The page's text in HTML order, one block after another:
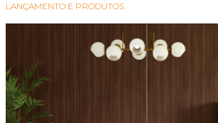
LANÇAMENTO E PRODUTOS